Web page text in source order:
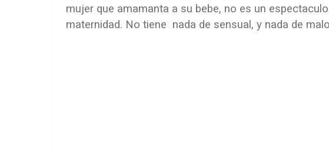
mujer que amamanta a su bebe, no es un
maternidad. No tiene nada de sensual, y nada de